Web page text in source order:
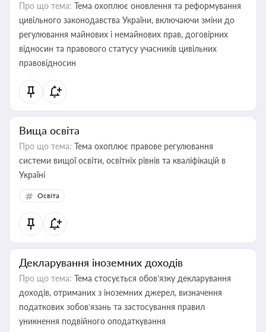
Про що тема: Тема охоплює оновлення та реформування
цивільного законодавства України, включаючи зміни до
регулювання майнових і немайнових прав, договірних
відносин та правового статусу учасників цивільних
правовідносин
Вища освіта
Про що тема: Тема охоплює правове регулювання
системи вищої освіти, освітніх рівнів та кваліфікацій в
Україні
Освіта
Декларування іноземних доходів
Про що тема: Тема стосується обов’язку декларування
доходів, отриманих з іноземних джерел, визначення
податкових зобов’язань та застосування правил
уникнення подвійного оподаткування